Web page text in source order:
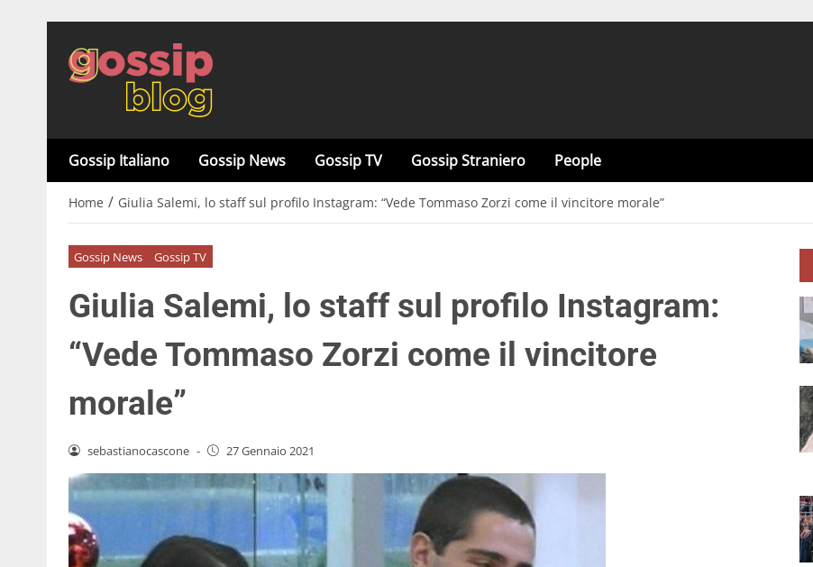
Gossip Italiano Gossip News Gossip TV Gossip Straniero People
Home / Giulia Salemi, lo staff sul profilo Instagram: “Vede Tommaso Zorzi come il vincitore morale”
Gossip News Gossip TV
Giulia Salemi, lo staff sul profilo Instagram:
“Vede Tommaso Zorzi come il vincitore
morale”
sebastianocascone - 27 Gennaio 2021